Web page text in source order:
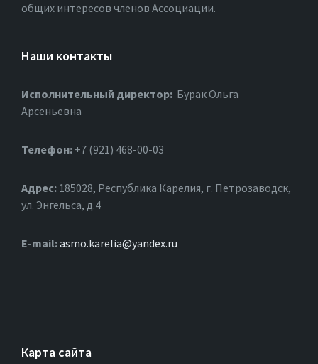
общих интересов членов Ассоциации.
Наши контакты
Исполнительный директор: Бурак Ольга
Арсеньевна
Телефон: +7 (921) 468-00-03
Адрес: 185028, Республика Карелия, г. Петрозаводск,
ул. Энгельса, д.4
Е-mail:asmo.karelia@yandex.ru
Карта сайта